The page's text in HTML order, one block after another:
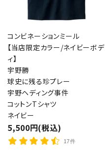
コンビネーションミール
【当店限定カラー/ネイビーボデ
ィ】
宇野勝
球史に残る珍プレー
宇野ヘディング事件
コットンTシャツ
ネイビー
5,500円(税込)
17件